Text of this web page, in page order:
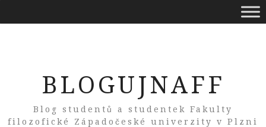
BLOGUJNAFF
Blog studentů a studentek Fakulty
filozofické Západočeské univerzity v Plzni